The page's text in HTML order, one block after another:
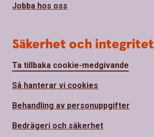
Jobba hos oss
Säkerhet och integritet
Ta tillbaka cookie-medgivande
Så hanterar vi cookies
Behandling av personuppgifter
Bedrägeri och säkerhet